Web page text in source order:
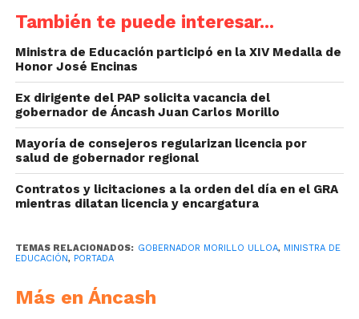
También te puede interesar...
Ministra de Educación participó en la XIV Medalla de
Honor José Encinas
Ex dirigente del PAP solicita vacancia del
gobernador de Áncash Juan Carlos Morillo
Mayoría de consejeros regularizan licencia por
salud de gobernador regional
Contratos y licitaciones a la orden del día en el GRA
mientras dilatan licencia y encargatura
TEMAS RELACIONADOS: GOBERNADOR MORILLO ULLOA, MINISTRA DE
EDUCACIÓN, PORTADA
Más en Áncash